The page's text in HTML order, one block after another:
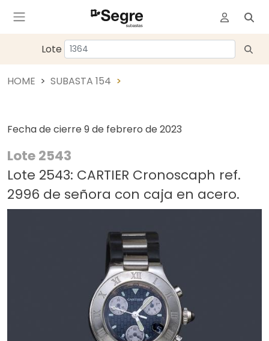
Lote
HOME SUBASTA 154
Fecha de cierre 9 de febrero de 2023
Lote 2543
Lote 2543: CARTIER Cronoscaph ref.
2996 de señora con caja en acero.